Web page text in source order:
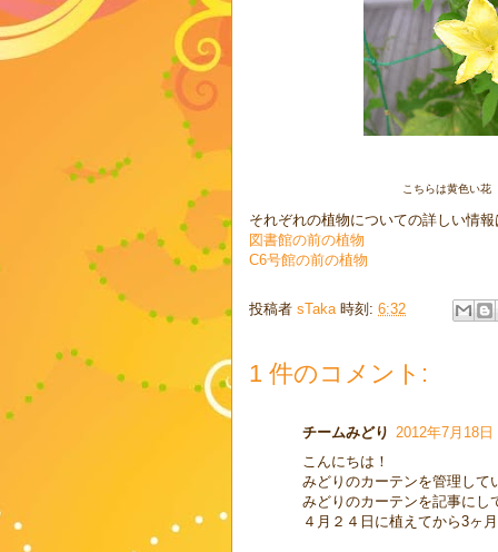
こちらは黄色い花
それぞれの植物についての詳しい情
図書館の前の植物
C6号館の前の植物
投稿者 sTaka 時刻: 6:32
1 件のコメント:
チームみどり 2012年7月18日
こんにちは！
みどりのカーテンを管理して
みどりのカーテンを記事にし
４月２４日に植えてから3ヶ